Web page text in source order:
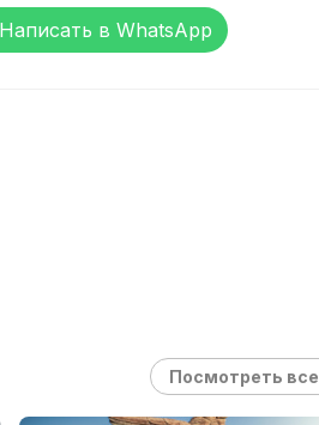
в WhatsApp
Посмотреть все